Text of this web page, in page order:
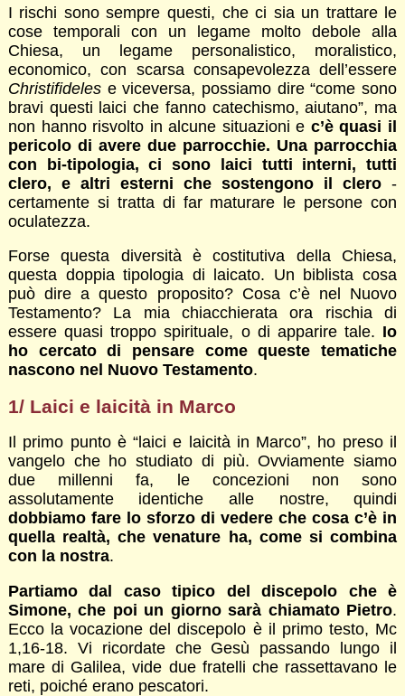
I rischi sono sempre questi, che ci sia un trattare le
cose temporali con un legame molto debole alla
Chiesa, un legame personalistico, moralistico,
economico, con scarsa consapevolezza dell’essere
Christifidelese viceversa, possiamo dire “come sono
bravi questi laici che fanno catechismo, aiutano”, ma
non hanno risvolto in alcune situazioni e c’è quasi il
pericolo di avere due parrocchie. Una parrocchia
con bi-tipologia, ci sono laici tutti interni, tutti
clero, e altri esterni che sostengono il clero -
certamente si tratta di far maturare le persone con
oculatezza.
Forse questa diversità è costitutiva della Chiesa,
questa doppia tipologia di laicato. Un biblista cosa
può dire a questo proposito? Cosa c’è nel Nuovo
Testamento? La mia chiacchierata ora rischia di
essere quasi troppo spirituale, o di apparire tale. Io
ho cercato di pensare come queste tematiche
nascono nel Nuovo Testamento.
1/ Laici e laicità in Marco
Il primo punto è “laici e laicità in Marco”, ho preso il
vangelo che ho studiato di più. Ovviamente siamo
due millenni fa, le concezioni non sono
assolutamente identiche alle nostre, quindi
dobbiamo fare lo sforzo di vedere che cosa c’è in
quella realtà, che venature ha, come si combina
con la nostra.
Partiamo dal caso tipico del discepolo che è
Simone, che poi un giorno sarà chiamato Pietro.
Ecco la vocazione del discepolo è il primo testo, Mc
1,16-18. Vi ricordate che Gesù passando lungo il
mare di Galilea, vide due fratelli che rassettavano le
reti, poiché erano pescatori.